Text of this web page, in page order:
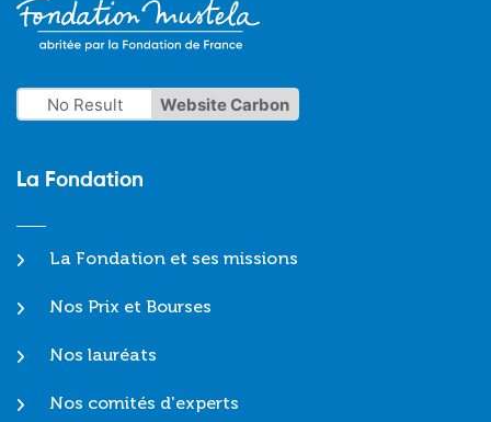
No Result Website Carbon
La Fondation
La Fondation et ses missions
Nos Prix et Bourses
Nos lauréats
Nos comités d'experts